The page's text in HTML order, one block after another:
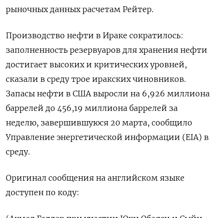
рыночных данных расчетам Рейтер.
Производство нефти в Ираке сократилось:
заполненность резервуаров для хранения нефти
достигает высоких ‌и критических уровней,
сказали в среду трое иракских чиновников.
Запасы нефти в США выросли ‌на 6,926 миллиона
баррелей до 456,19 миллиона баррелей за
неделю, завершившуюся 20 марта, сообщило
Управление энергетической ​информации (EIA) в
среду.
Оригинал сообщения на английском языке
доступен по коду: